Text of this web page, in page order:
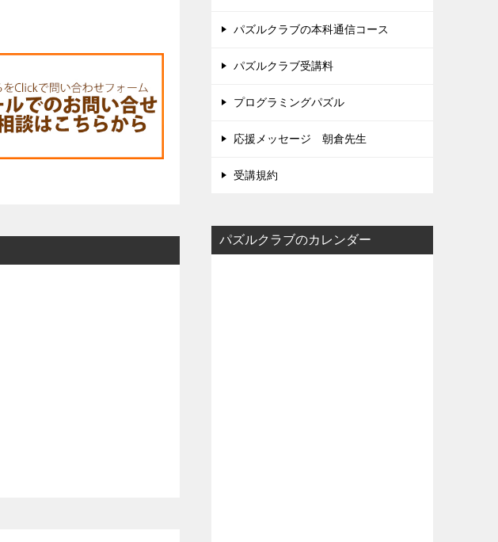
パズルクラブの本科通信コース
パズルクラブ受講料
プログラミングパズル
応援メッセージ 朝倉先生
受講規約
パズルクラブのカレンダー